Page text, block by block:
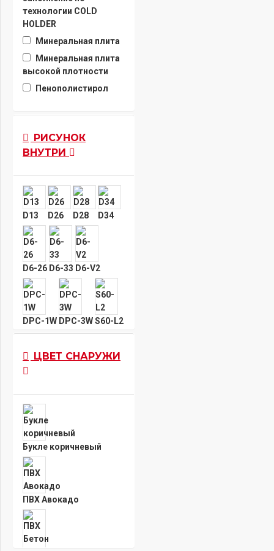
технологии COLD
HOLDER
Минеральная плита
Минеральная плита
высокой плотности
Пенополистирол
РИСУНОК
ВНУТРИ
D13 D26 D28 D34
D6-26 D6-33 D6-V2
DPC-1W DPC-3WS60-L2
S60-L4
СК610
СК67
ЦВЕТ СНАРУЖИ
Букле коричневый
ПВХ Авокадо